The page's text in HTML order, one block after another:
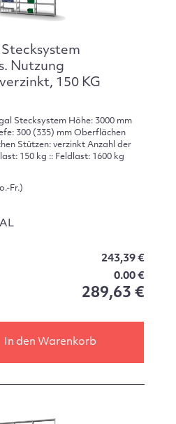
Nutzung
150 KG
Stecksystem Höhe: 3000 mm
300 (335) mm Oberflächen
Stützen: verzinkt Anzahl der
150 kg :: Feldlast: 1600 kg
Fr.)
243,39 €
0.00 €
289,63 €
In den Warenkorb